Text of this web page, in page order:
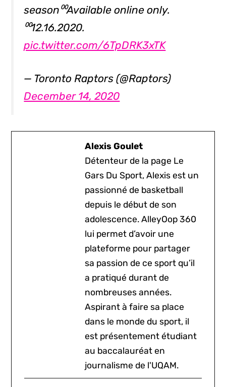
season⁰⁰Available online only.
⁰⁰12.16.2020.
pic.twitter.com/6TpDRK3xTK
— Toronto Raptors (@Raptors)
December 14, 2020
Alexis Goulet
Détenteur de la page Le
Gars Du Sport, Alexis est un
passionné de basketball
depuis le début de son
adolescence. AlleyOop 360
lui permet d’avoir une
plateforme pour partager
sa passion de ce sport qu’il
a pratiqué durant de
nombreuses années.
Aspirant à faire sa place
dans le monde du sport, il
est présentement étudiant
au baccalauréat en
journalisme de l'UQAM.